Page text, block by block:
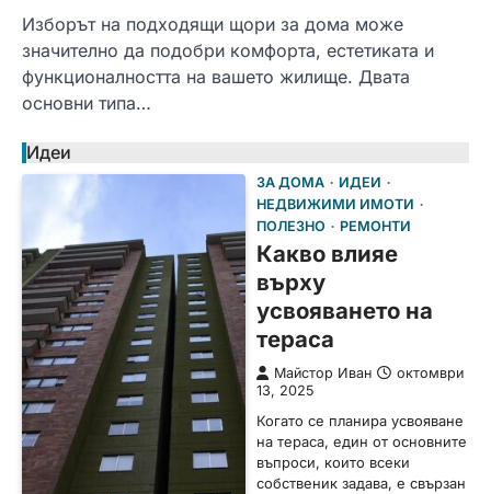
Изборът на подходящи щори за дома може
значително да подобри комфорта, естетиката и
функционалността на вашето жилище. Двата
основни типа…
Идеи
ЗА ДОМА
ИДЕИ
НЕДВИЖИМИ ИМОТИ
ПОЛЕЗНО
РЕМОНТИ
Какво влияе
върху
усвояването на
тераса
Майстор Иван
октомври
13, 2025
Когато се планира усвояване
на тераса, един от основните
въпроси, които всеки
собственик задава, е свързан